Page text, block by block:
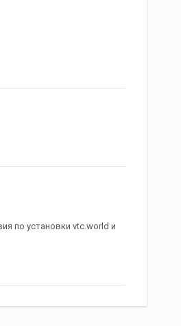
по установки vtc.world и